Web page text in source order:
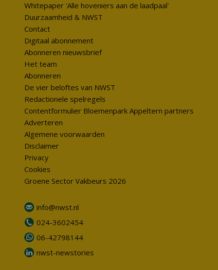
Whitepaper 'Alle hoveniers aan de laadpaal'
Duurzaamheid & NWST
Contact
Digitaal abonnement
Abonneren nieuwsbrief
Het team
Abonneren
De vier beloftes van NWST
Redactionele spelregels
Contentformulier Bloemenpark Appeltern partners
Adverteren
Algemene voorwaarden
Disclaimer
Privacy
Cookies
Groene Sector Vakbeurs 2026
info@nwst.nl
024-3602454
06-42798144
nwst-newstories